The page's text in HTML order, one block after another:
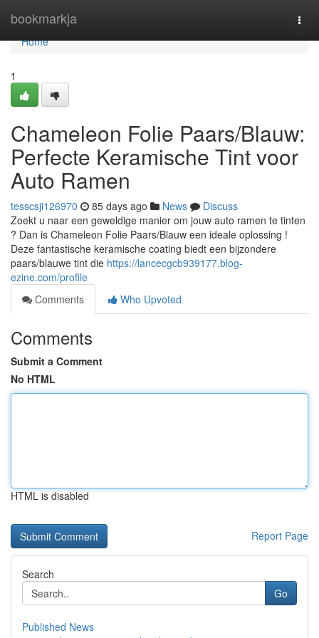
bookmarkja
Home
Home
1
Chameleon Folie Paars/Blauw:
Perfecte Keramische Tint voor
Auto Ramen
tesscsji126970 85 days ago News
Discuss
Zoekt u naar een geweldige manier om jouw auto ramen te tinten
? Dan is Chameleon Folie Paars/Blauw een ideale oplossing !
Deze fantastische keramische coating biedt een bijzondere
paars/blauwe tint die https://lancecgcb939177.blog-
ezine.com/profile
Comments
Who Upvoted
Comments
Submit a Comment
No HTML
HTML is disabled
Report Page
Search
Go
Published News